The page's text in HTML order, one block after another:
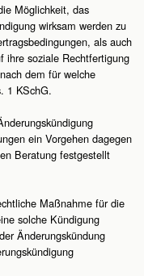
Möglichkeit, das
wirksam werden zu
als auch
ihre soziale Rechtfertigung
dem für welche
1 KSchG.
ein Vorgehen dagegen
Beratung festgestellt
Maßnahme für die
solche Kündigung
Änderungskündung